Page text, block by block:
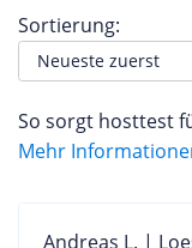
Sortierung:
So sorgt hosttest
Mehr
Andreas L. |